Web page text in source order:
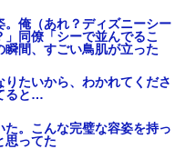
。俺（あれ？ディズニーシー
同僚「シーで並んでるこ
間、すごい鳥肌が立った
たいから、わかれてくださ
ると…
。こんな完璧な容姿を持っ
思ってた